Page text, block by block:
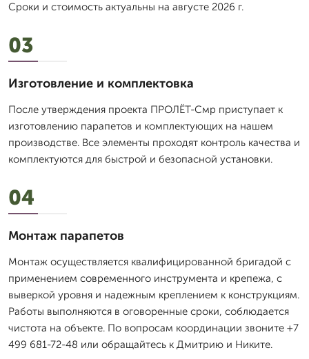
Сроки и стоимость актуальны на августе 2026 г.
03
Изготовление и комплектовка
После утверждения проекта ПРОЛЁТ-Смр приступает к
изготовлению парапетов и комплектующих на нашем
производстве. Все элементы проходят контроль качества и
комплектуются для быстрой и безопасной установки.
04
Монтаж парапетов
Монтаж осуществляется квалифицированной бригадой с
применением современного инструмента и крепежа, с
выверкой уровня и надежным креплением к конструкциям.
Работы выполняются в оговоренные сроки, соблюдается
чистота на объекте. По вопросам координации звоните +7
499 681-72-48 или обращайтесь к Дмитрию и Никите.